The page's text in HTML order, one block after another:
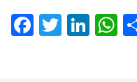
Facebook
Twitter